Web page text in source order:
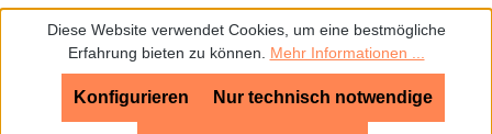
Diese Website verwendet Cookies, um eine bestmögliche
Erfahrung bieten zu können. Mehr Informationen ...
Nur technisch notwendige
Konfigurieren